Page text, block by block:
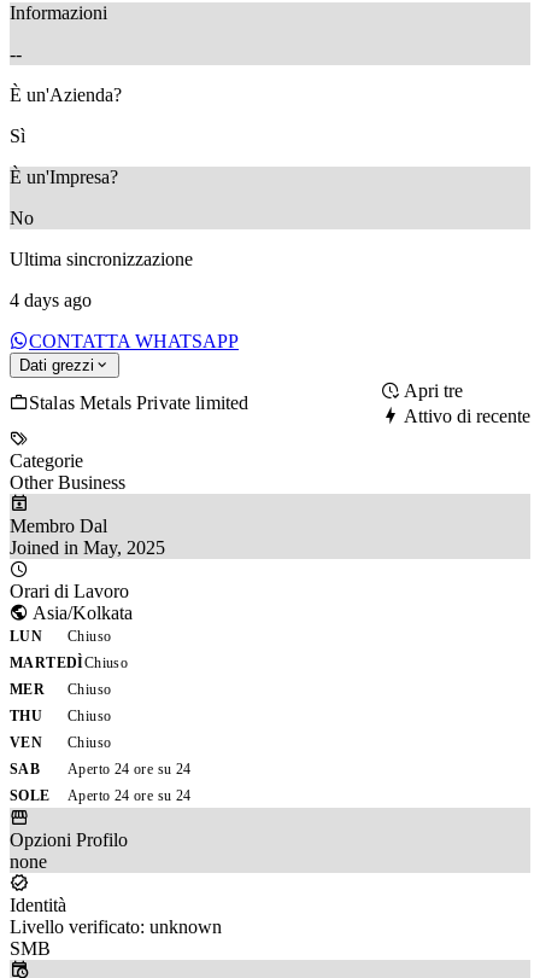
Informazioni
--
È un'Azienda?
Sì
È un'Impresa?
No
Ultima sincronizzazione
4 days ago
CONTATTA WHATSAPP
Dati grezzi
Stalas Metals Private limited
Apri tre
Attivo di recente
Categorie
Other Business
Membro Dal
Joined in May, 2025
Orari di Lavoro
Asia/Kolkata
LUN
Chiuso
MARTEDÌChiuso
MER
Chiuso
THU
Chiuso
VEN
Chiuso
SAB
Aperto 24 ore su 24
SOLE
Aperto 24 ore su 24
Opzioni Profilo
none
Identità
Livello verificato: unknown
SMB